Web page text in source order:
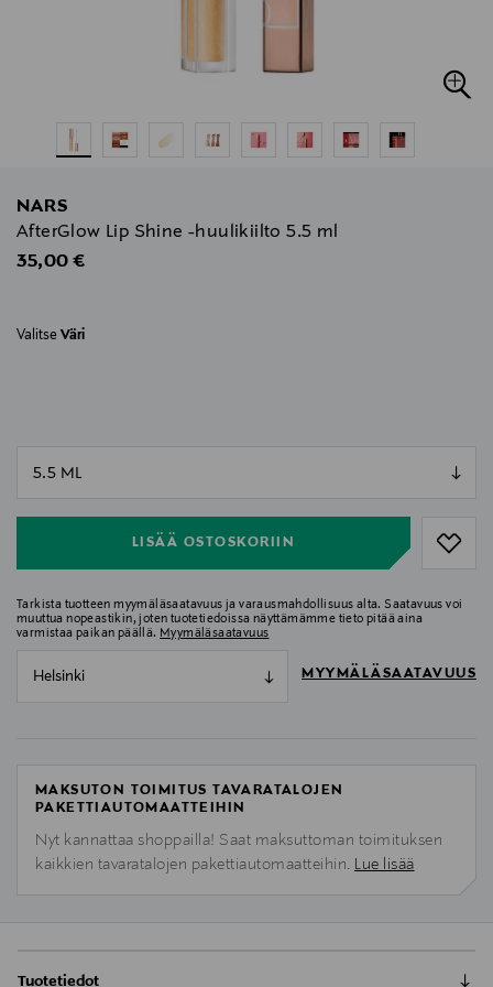
NARS
AfterGlow Lip Shine -huulikiilto 5.5 ml
Original Price
35,00 €
Valitse Väri
LISÄÄ OSTOSKORIIN
Tarkista tuotteen myymäläsaatavuus ja varausmahdollisuus alta. Saatavuus voi
muuttua nopeastikin, joten tuotetiedoissa näyttämämme tieto pitää aina
varmistaa paikan päällä. Myymäläsaatavuus
Helsinki MYYMÄLÄSAATAVUUS
MAKSUTON TOIMITUS TAVARATALOJEN
PAKETTIAUTOMAATTEIHIN
Nyt kannattaa shoppailla! Saat maksuttoman toimituksen
kaikkien tavaratalojen pakettiautomaatteihin. Lue lisää
Tuotetiedot